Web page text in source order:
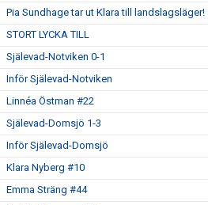
Pia Sundhage tar ut Klara till landslagsläger!
STORT LYCKA TILL
Själevad-Notviken 0-1
Inför Själevad-Notviken
Linnéa Östman #22
Själevad-Domsjö 1-3
Inför Själevad-Domsjö
Klara Nyberg #10
Emma Sträng #44